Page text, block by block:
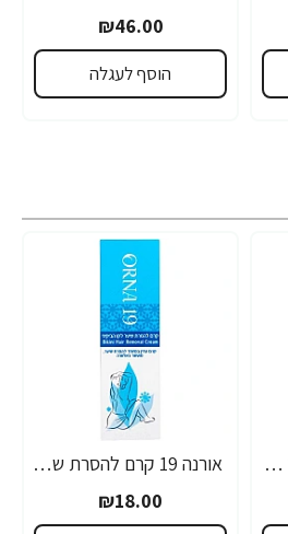
₪46.00
הוסף לעגלה
אורנה 19 קרם דפילטור לעור רגיש 80 גרם
אורנה 19 קרם להסרת שיער לקו הביקיני 90 מ"ל
₪18.00